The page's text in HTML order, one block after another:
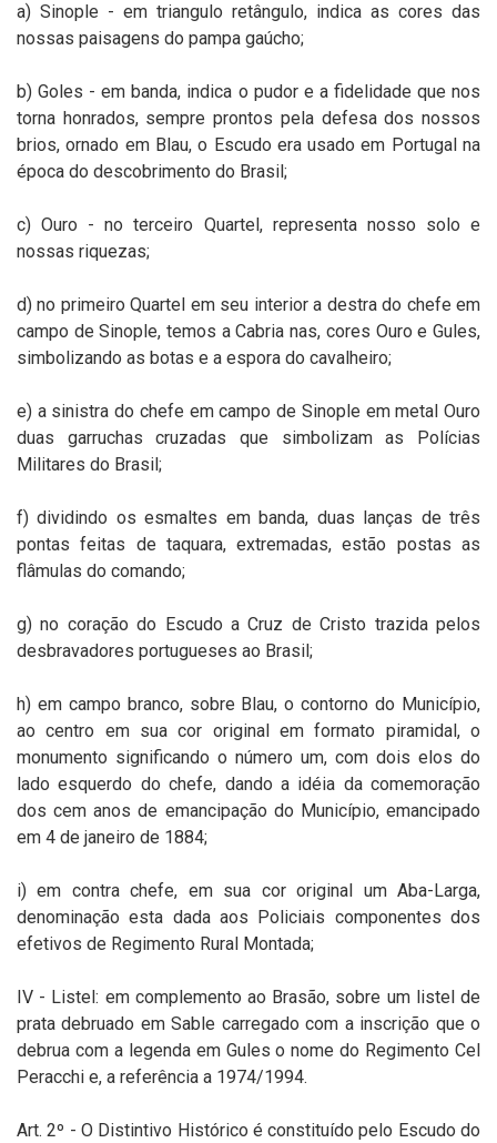
a) Sinople - em triangulo retângulo, indica as cores das
nossas paisagens do pampa gaúcho;
b) Goles - em banda, indica o pudor e a fidelidade que nos
torna honrados, sempre prontos pela defesa dos nossos
brios, ornado em Blau, o Escudo era usado em Portugal na
época do descobrimento do Brasil;
c) Ouro - no terceiro Quartel, representa nosso solo e
nossas riquezas;
d) no primeiro Quartel em seu interior a destra do chefe em
campo de Sinople, temos a Cabria nas, cores Ouro e Gules,
simbolizando as botas e a espora do cavalheiro;
e) a sinistra do chefe em campo de Sinople em metal Ouro
duas garruchas cruzadas que simbolizam as Polícias
Militares do Brasil;
f) dividindo os esmaltes em banda, duas lanças de três
pontas feitas de taquara, extremadas, estão postas as
flâmulas do comando;
g) no coração do Escudo a Cruz de Cristo trazida pelos
desbravadores portugueses ao Brasil;
h) em campo branco, sobre Blau, o contorno do Município,
ao centro em sua cor original em formato piramidal, o
monumento significando o número um, com dois elos do
lado esquerdo do chefe, dando a idéia da comemoração
dos cem anos de emancipação do Município, emancipado
em 4 de janeiro de 1884;
i) em contra chefe, em sua cor original um Aba-Larga,
denominação esta dada aos Policiais componentes dos
efetivos de Regimento Rural Montada;
IV - Listel: em complemento ao Brasão, sobre um listel de
prata debruado em Sable carregado com a inscrição que o
debrua com a legenda em Gules o nome do Regimento Cel
Peracchi e, a referência a 1974/1994.
Art. 2º - O Distintivo Histórico é constituído pelo Escudo do